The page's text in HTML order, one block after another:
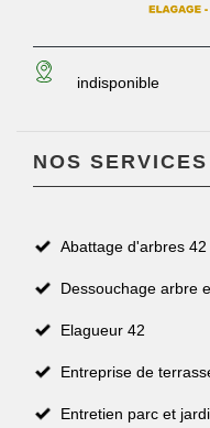
indisponible
NOS SERVICES
Abattage d'arbres 42
Dessouchage arbre
Elagueur 42
Entreprise de
Entretien parc et